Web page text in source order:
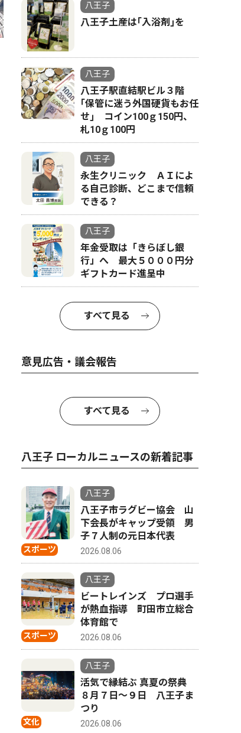
4
八王子
八王子土産は｢入浴剤｣を
八王子
八王子駅直結駅ビル３階
｢保管に迷う外国硬貨もお任
せ｣ コイン100ｇ150円、
札10ｇ100円
八王子
永生クリニック ＡＩによ
る自己診断、どこまで信頼
できる？
八王子
年金受取は「きらぼし銀
行」へ 最大５０００円分
ギフトカード進呈中
すべて見る
意見広告・議会報告
すべて見る
八王子 ローカルニュースの新着記事
スポーツ
八王子
八王子市ラグビー協会 山
下会長がキャップ受領 男
子７人制の元日本代表
2026.08.06
スポーツ
八王子
ビートレインズ プロ選手
が熱血指導 町田市立総合
体育館で
2026.08.06
文化
八王子
活気で縁結ぶ 真夏の祭典
８月７日〜９日 八王子ま
つり
2026.08.06